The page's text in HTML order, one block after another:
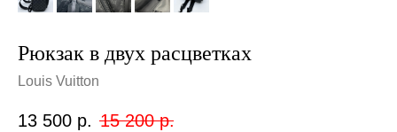
Рюкзак в двух расцветках
Louis Vuitton
13 500 р. 15 200 р.